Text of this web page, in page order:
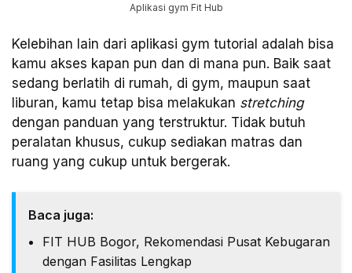
Aplikasi gym Fit Hub
Kelebihan lain dari aplikasi gym tutorial adalah bisa
kamu akses kapan pun dan di mana pun. Baik saat
sedang berlatih di rumah, di gym, maupun saat
liburan, kamu tetap bisa melakukan stretching
dengan panduan yang terstruktur. Tidak butuh
peralatan khusus, cukup sediakan matras dan
ruang yang cukup untuk bergerak.
Baca juga:
FIT HUB Bogor, Rekomendasi Pusat Kebugaran
dengan Fasilitas Lengkap